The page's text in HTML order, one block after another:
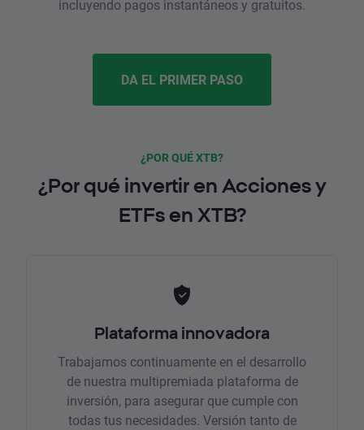
incluyendo pagos instantáneos y gratuitos.
DA EL PRIMER PASO
¿POR QUÉ XTB?
¿Por qué invertir en Acciones y
ETFs en XTB?
Plataforma innovadora
Trabajamos continuamente en el desarrollo
de nuestra multipremiada plataforma de
inversión, para asegurar que cumple con
todas tus necesidades. Versión tanto de